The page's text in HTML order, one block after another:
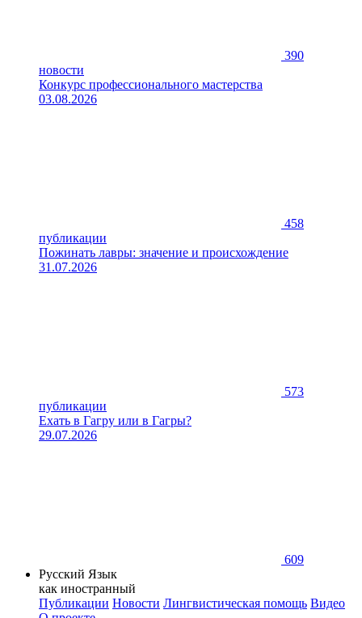
390
новости
Конкурс профессионального мастерства
03.08.2026
458
публикации
Пожинать лавры: значение и происхождение
31.07.2026
573
публикации
Ехать в Гагру или в Гагры?
29.07.2026
609
Русский Язык
как иностранный
Публикации Новости Лингвистическая помощь Видео